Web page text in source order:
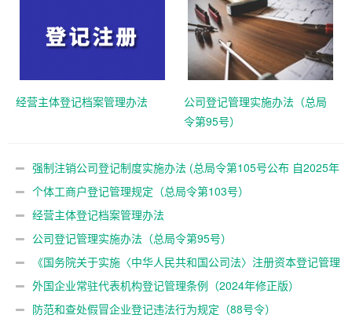
经营主体登记档案管理办法
公司登记管理实施办法（总局
令第95号）
强制注销公司登记制度实施办法 (总局令第105号公布 自2025年
10月10日起施行)
个体工商户登记管理规定（总局令第103号）
经营主体登记档案管理办法
公司登记管理实施办法（总局令第95号）
《国务院关于实施〈中华人民共和国公司法〉注册资本登记管理
制度的规定》（国务院令第784号）
外国企业常驻代表机构登记管理条例（2024年修正版）
防范和查处假冒企业登记违法行为规定（88号令）